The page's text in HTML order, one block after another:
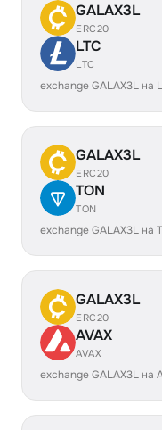
GALAX3L
ERC20
LTC
LTC
exchange GALAX3L на
GALAX3L
ERC20
TON
TON
exchange GALAX3L на
GALAX3L
ERC20
AVAX
AVAX
exchange GALAX3L на